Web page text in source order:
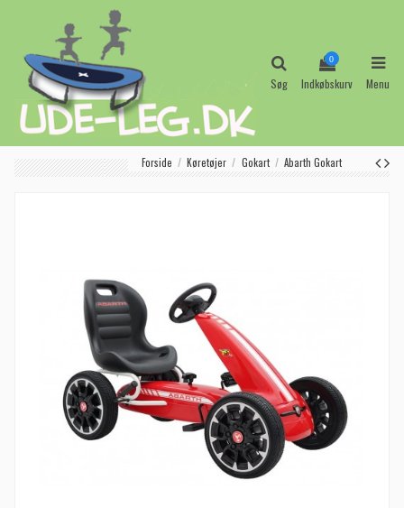
Søg
0
Indkøbskurv Menu
Forside Køretøjer Gokart Abarth Gokart